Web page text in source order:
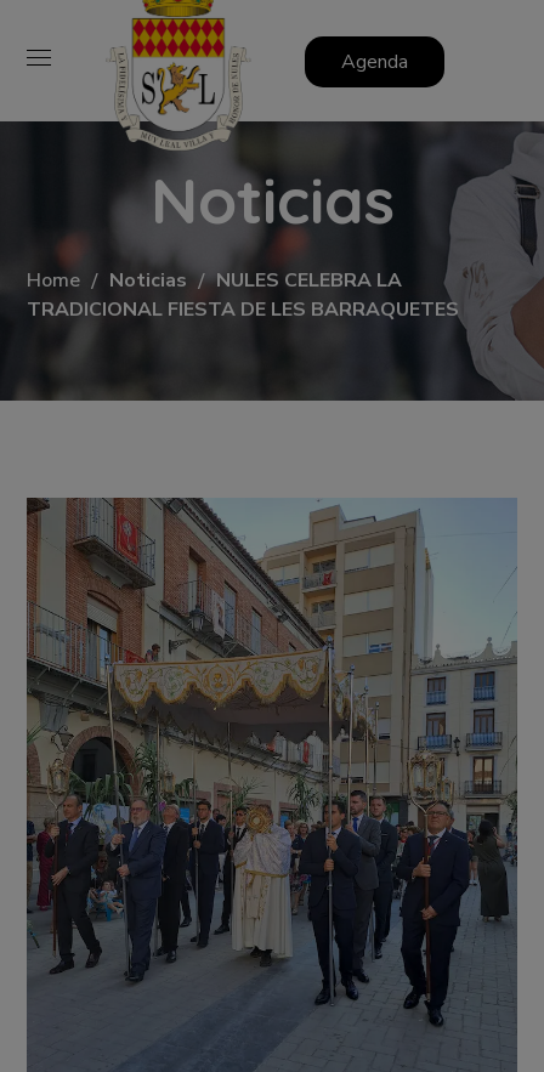
Agenda
Noticias
Home Noticias
NULES CELEBRA LA
TRADICIONAL FIESTA DE LES BARRAQUETES